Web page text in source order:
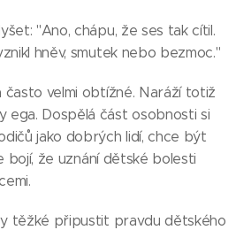
"Ano, chápu, že ses tak cítil.
hněv, smutek nebo bezmoc."
velmi obtížné. Naráží totiž
ega. Dospělá část osobnosti si
jako dobrých lidí, chce být
bojí, že uznání dětské bolesti
těžké připustit pravdu dětského